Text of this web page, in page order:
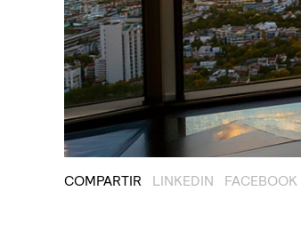
COMPARTIR LINKEDIN FACEBOOK